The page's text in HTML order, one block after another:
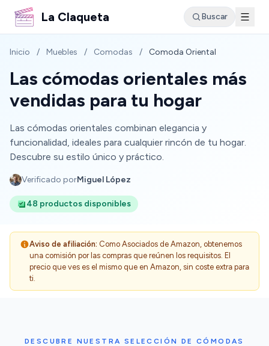
La Claqueta Buscar
Inicio / Muebles / Comodas / Comoda Oriental
Las cómodas orientales más
vendidas para tu hogar
Las cómodas orientales combinan elegancia y
funcionalidad, ideales para cualquier rincón de tu hogar.
Descubre su estilo único y práctico.
Verificado porMiguel López
48 productos disponibles
Aviso de afiliación: Como Asociados de Amazon, obtenemos
una comisión por las compras que reúnen los requisitos. El
precio que ves es el mismo que en Amazon, sin coste extra para
ti.
DESCUBRE NUESTRA SELECCIÓN DE CÓMODAS